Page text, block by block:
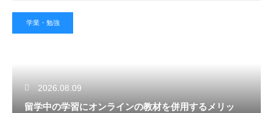
学業・勉強
2026.08.09
留学中の学習にオンラインの教材を併用するメリッ